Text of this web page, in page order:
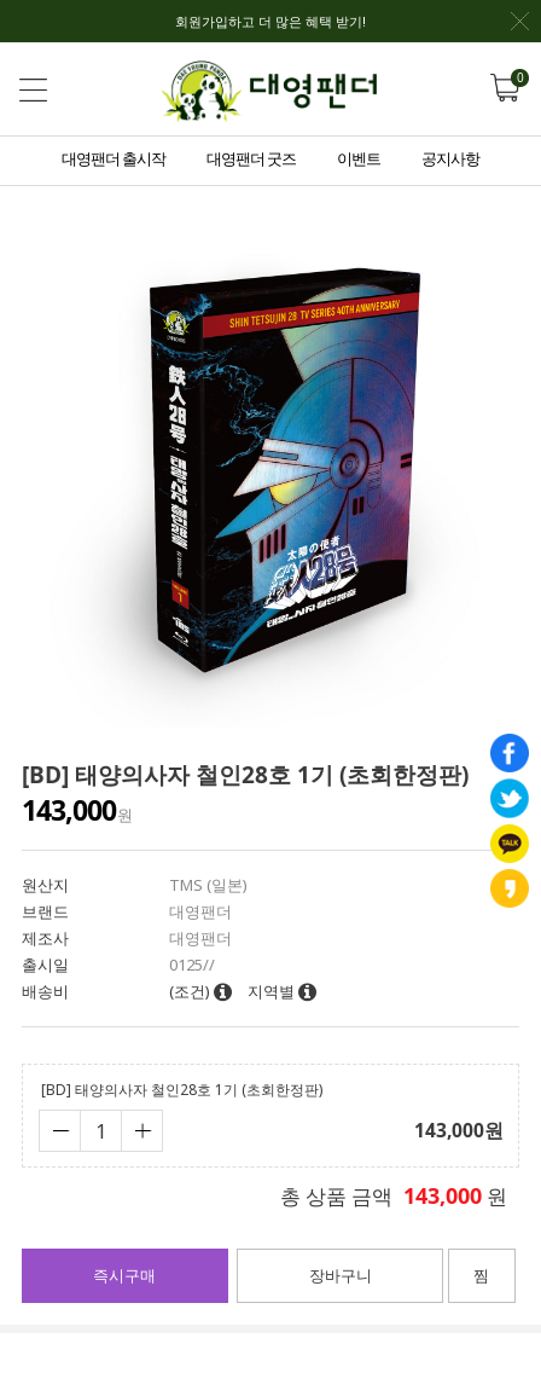
회원가입하고 더 많은 혜택 받기!
0
대영팬더 출시작 대영팬더 굿즈 이벤트 공지사항
[BD] 태양의사자 철인28호 1기 (초회한정판)
143,000원
원산지
TMS (일본)
브랜드
대영팬더
제조사
대영팬더
출시일
0125//
배송비
(조건) 지역별
[BD] 태양의사자 철인28호 1기 (초회한정판)
143,000원
총 상품 금액 143,000 원
장바구니
즉시구매 찜